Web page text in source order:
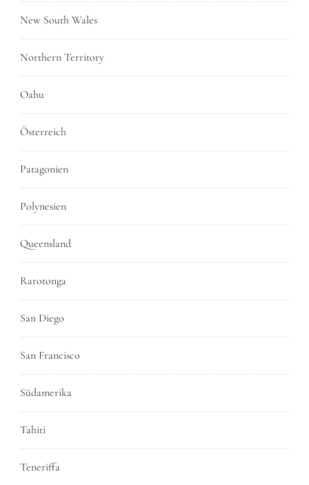
New South Wales
Northern Territory
Oahu
Österreich
Patagonien
Polynesien
Queensland
Rarotonga
San Diego
San Francisco
Südamerika
Tahiti
Teneriffa